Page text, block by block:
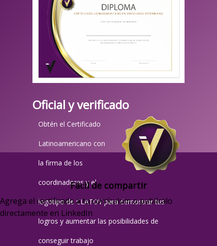
Oficial y verificado
Obtén el Certificado
Latinoamericano con
la firma de los
coordinadores y el
logotipo de CLATOV para demostrar tus
logros y aumentar las posibilidades de
conseguir trabajo
Fácil de compartir
Agrega el certificado a tu currículum o publícalo
directamente en LinkedIn